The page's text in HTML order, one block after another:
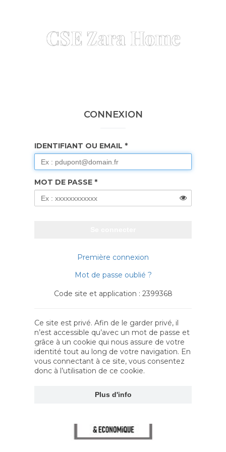
CSE Zara Home
CONNEXION
IDENTIFIANT OU EMAIL
MOT DE PASSE
Première connexion
Mot de passe oublié ?
Code site et application : 2399368
Ce site est privé. Afin de le garder privé, il
n’est accessible qu’avec un mot de passe et
grâce à un cookie qui nous assure de votre
identité tout au long de votre navigation. En
vous connectant à ce site, vous consentez
donc à l’utilisation de ce cookie.
Plus d'info